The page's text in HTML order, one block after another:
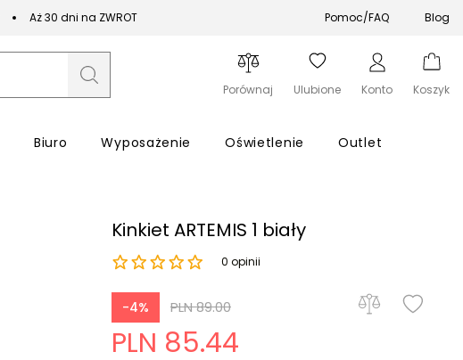
Aż 30 dni na ZWROT Pomoc/FAQ Blog
Porównaj Ulubione Konto
Zapomniałeś hasła?
Zaloguj się
Koszyk
Biuro Wyposażenie Oświetlenie Outlet
Kinkiet ARTEMIS 1 biały
0 opinii
-4% PLN 89.00
PLN 85.44